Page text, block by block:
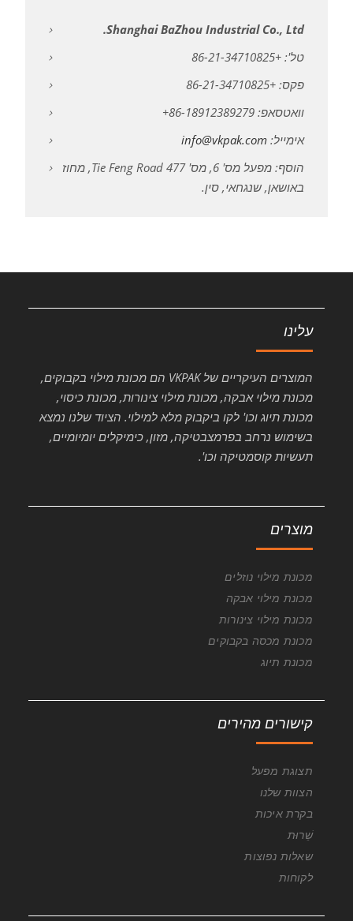
Shanghai BaZhou Industrial Co., Ltd.
טל': +86-21-34710825
פקס: +86-21-34710825
וואטסאפ: 86-18912389279+
אימייל: info@vkpak.com
הוסף: מפעל מס' 6, מס' 477 Tie Feng Road, מחוז
באושאן, שנגחאי, סין.
עלינו
המוצרים העיקריים של VKPAK הם מכונת מילוי בקבוקים,
מכונת מילוי אבקה, מכונת מילוי צינורות, מכונת כיסוי,
מכונת תיוג וכו' לקו ביקבוק מלא למילוי. הציוד שלנו נמצא
בשימוש נרחב בפרמצבטיקה, מזון, כימיקלים יומיומיים,
תעשיות קוסמטיקה וכו'.
מוצרים
מכונת מילוי נוזלים
מכונת מילוי אבקה
מכונת מילוי צינורות
מכונת מכסה בקבוקים
מכונת תיוג
קישורים מהירים
תצוגת מפעל
הצוות שלנו
בקרת איכות
שֵׁרוּת
שאלות נפוצות
לקוחות